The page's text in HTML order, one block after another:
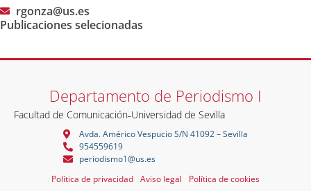
rgonza@us.es
Publicaciones selecionadas
Departamento de Periodismo I
Facultad de Comunicación-Universidad de Sevilla
Avda. Américo Vespucio S/N 41092 – Sevilla
954559619
periodismo1@us.es
Política de privacidad Aviso legal Política de cookies